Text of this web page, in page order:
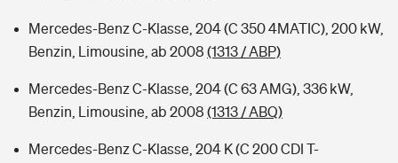
Mercedes-Benz C-Klasse, 204 (C 350 4MATIC), 200 kW,
Benzin, Limousine, ab 2008 (1313 / ABP)
Mercedes-Benz C-Klasse, 204 (C 63 AMG), 336 kW,
Benzin, Limousine, ab 2008 (1313 / ABQ)
Mercedes-Benz C-Klasse, 204 K (C 200 CDI T-